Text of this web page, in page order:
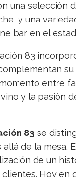
una selección
y una
bar en el
83
entre
y la pasión
83 se
de la mesa.
de un
Hoy en